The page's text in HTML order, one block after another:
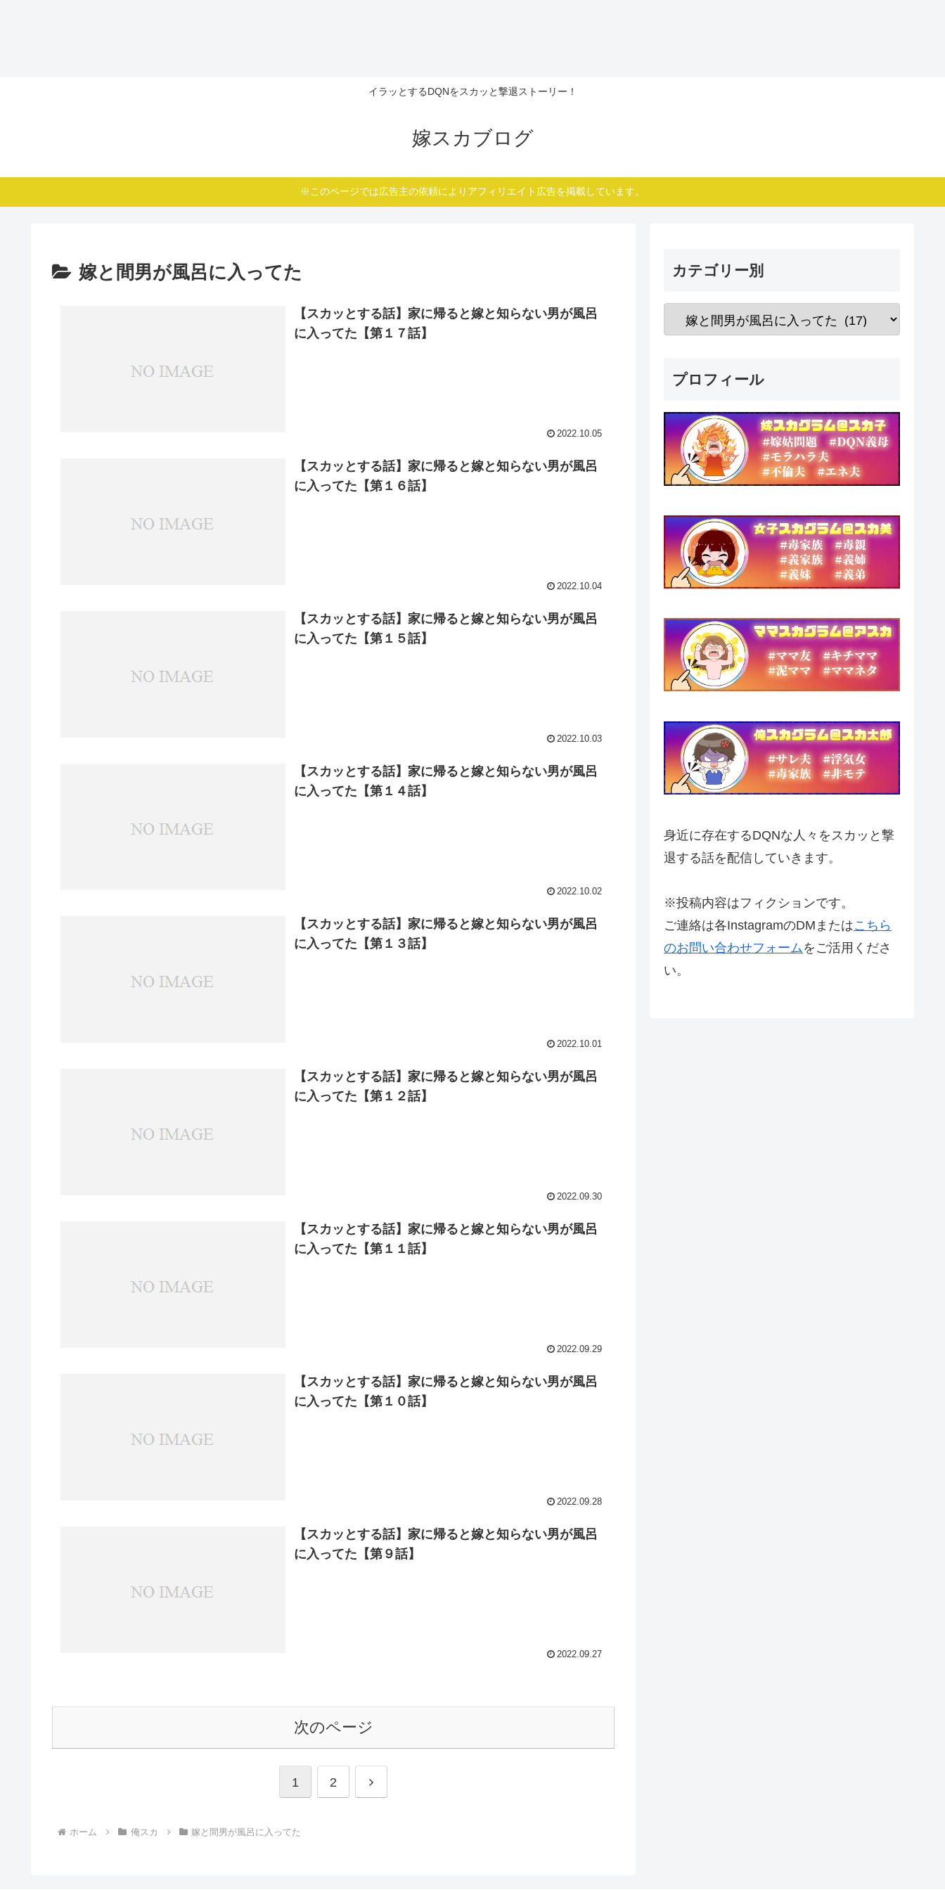
イラッとするDQNをスカッと撃退ストーリー！
嫁スカブログ
※このページでは広告主の依頼によりアフィリエイト広告を掲載しています。
嫁と間男が風呂に入ってた
【スカッとする話】家に帰ると嫁と知らない男が風呂
に入ってた【第１７話】
2022.10.05
【スカッとする話】家に帰ると嫁と知らない男が風呂
に入ってた【第１６話】
2022.10.04
【スカッとする話】家に帰ると嫁と知らない男が風呂
に入ってた【第１５話】
2022.10.03
【スカッとする話】家に帰ると嫁と知らない男が風呂
に入ってた【第１４話】
2022.10.02
【スカッとする話】家に帰ると嫁と知らない男が風呂
に入ってた【第１３話】
2022.10.01
【スカッとする話】家に帰ると嫁と知らない男が風呂
に入ってた【第１２話】
2022.09.30
【スカッとする話】家に帰ると嫁と知らない男が風呂
に入ってた【第１１話】
2022.09.29
【スカッとする話】家に帰ると嫁と知らない男が風呂
に入ってた【第１０話】
2022.09.28
【スカッとする話】家に帰ると嫁と知らない男が風呂
に入ってた【第９話】
2022.09.27
次のページ
1 2 次
ホーム 俺スカ 嫁と間男が風呂に入ってた
カテゴリー別
プロフィール
身近に存在するDQNな人々をスカッと撃
退する話を配信していきます。
※投稿内容はフィクションです。
ご連絡は各InstagramのDMまたはこちら
のお問い合わせフォーム をご活用くださ
い。